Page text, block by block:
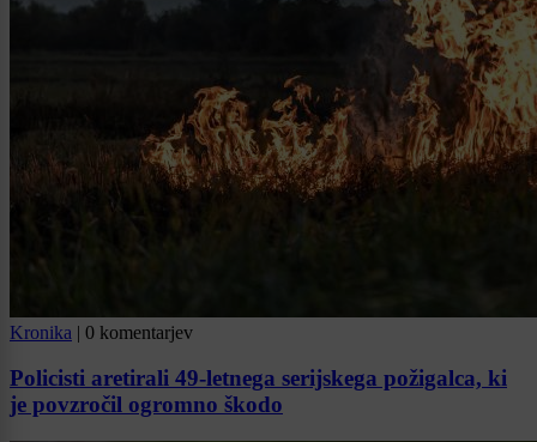
Kronika | 0 komentarjev
Policisti aretirali 49-letnega serijskega požigalca, ki
je povzročil ogromno škodo